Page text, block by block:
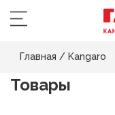
Главная / Kangaro
Товары